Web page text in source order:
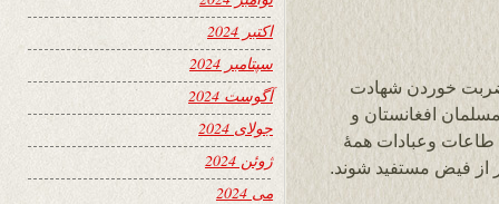
خوردن شهادت
افغانستان و
طاعات وعبادات همۀ
از فیض مستفید شوند.
اکتبر 2024
سپتامبر 2024
آگوست 2024
جولای 2024
ژوئن 2024
می 2024